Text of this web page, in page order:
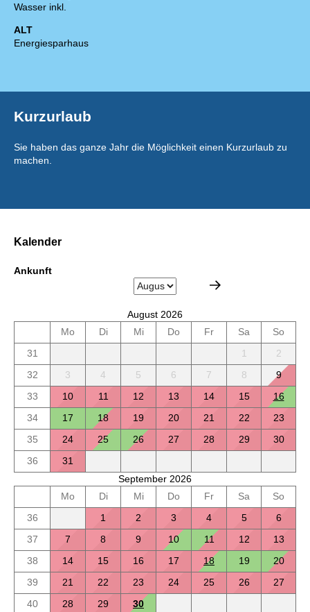
Wasser inkl.
ALT
Energiesparhaus
Kurzurlaub
Sie haben das ganze Jahr die Möglichkeit einen Kurzurlaub zu
machen.
Kalender
Ankunft
August 2026
Mo
Di Mi Do Fr Sa
So
31
1
2
32
3 4 5 6 7 8
9
33
10 11 12 13 14 15
16
34
17 18 19 20 21 22
23
35
24 25 26 27 28 29
30
36
31
September 2026
Mo
Di Mi Do Fr Sa
So
36
1 2 3 4 5
6
37
7 8 9 10 11 12
13
38
14 15 16 17 18 19
20
39
21 22 23 24 25 26
27
40
28 29
30